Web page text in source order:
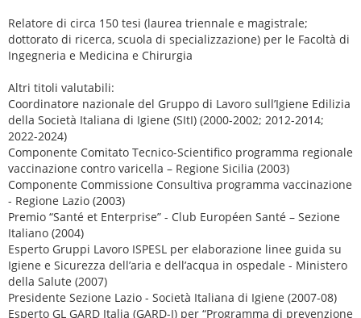
Relatore di circa 150 tesi (laurea triennale e magistrale;
dottorato di ricerca, scuola di specializzazione) per le Facoltà di
Ingegneria e Medicina e Chirurgia
Altri titoli valutabili:
Coordinatore nazionale del Gruppo di Lavoro sull’Igiene Edilizia
della Società Italiana di Igiene (SItI) (2000-2002; 2012-2014;
2022-2024)
Componente Comitato Tecnico-Scientifico programma regionale
vaccinazione contro varicella – Regione Sicilia (2003)
Componente Commissione Consultiva programma vaccinazione
- Regione Lazio (2003)
Premio “Santé et Enterprise” - Club Européen Santé – Sezione
Italiano (2004)
Esperto Gruppi Lavoro ISPESL per elaborazione linee guida su
Igiene e Sicurezza dell’aria e dell’acqua in ospedale - Ministero
della Salute (2007)
Presidente Sezione Lazio - Società Italiana di Igiene (2007-08)
Esperto GL GARD Italia (GARD-I) per “Programma di prevenzione